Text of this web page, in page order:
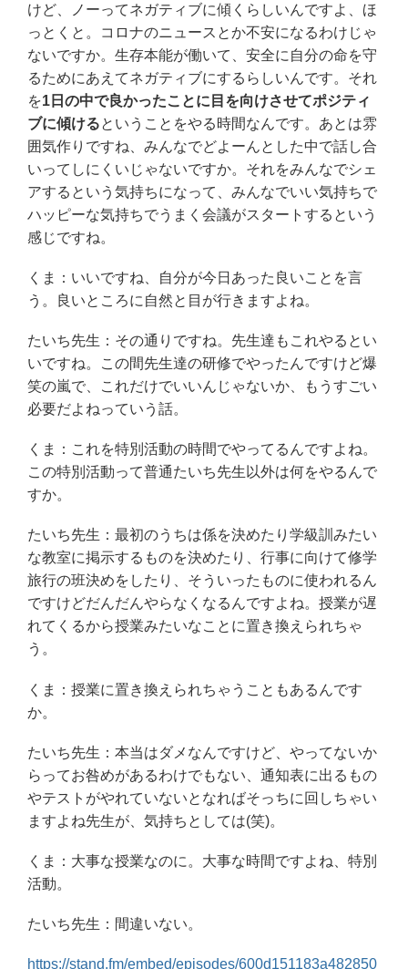
けど、ノーってネガティブに傾くらしいんですよ、ほ
っとくと。コロナのニュースとか不安になるわけじゃ
ないですか。生存本能が働いて、安全に自分の命を守
るためにあえてネガティブにするらしいんです。それ
を1日の中で良かったことに目を向けさせてポジティ
ブに傾けるということをやる時間なんです。あとは雰
囲気作りですね、みんなでどよーんとした中で話し合
いってしにくいじゃないですか。それをみんなでシェ
アするという気持ちになって、みんなでいい気持ちで
ハッピーな気持ちでうまく会議がスタートするという
感じですね。
くま：いいですね、自分が今日あった良いことを言
う。良いところに自然と目が行きますよね。
たいち先生：その通りですね。先生達もこれやるとい
いですね。この間先生達の研修でやったんですけど爆
笑の嵐で、これだけでいいんじゃないか、もうすごい
必要だよねっていう話。
くま：これを特別活動の時間でやってるんですよね。
この特別活動って普通たいち先生以外は何をやるんで
すか。
たいち先生：最初のうちは係を決めたり学級訓みたい
な教室に掲示するものを決めたり、行事に向けて修学
旅行の班決めをしたり、そういったものに使われるん
ですけどだんだんやらなくなるんですよね。授業が遅
れてくるから授業みたいなことに置き換えられちゃ
う。
くま：授業に置き換えられちゃうこともあるんです
か。
たいち先生：本当はダメなんですけど、やってないか
らってお咎めがあるわけでもない、通知表に出るもの
やテストがやれていないとなればそっちに回しちゃい
ますよね先生が、気持ちとしては(笑)。
くま：大事な授業なのに。大事な時間ですよね、特別
活動。
たいち先生：間違いない。
https://stand.fm/embed/episodes/600d151183a482850